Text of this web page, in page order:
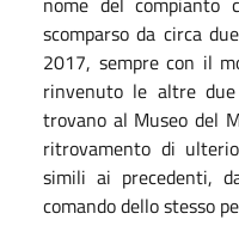
scomparso da circa
2017, sempre con il
rinvenuto le altre
trovano al Museo del
ritrovamento di
simili ai precedenti,
comando dello stesso